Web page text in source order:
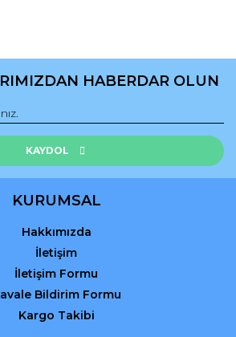
eksik bilgiler bulunuyor.
daha pahalı.
alternatifler olmalı.
Gönder
HABERDAR OLUN
KAYDOL
KURUMSAL
Hakkımızda
İletişim
İletişim Formu
Bildirim Formu
Kargo Takibi